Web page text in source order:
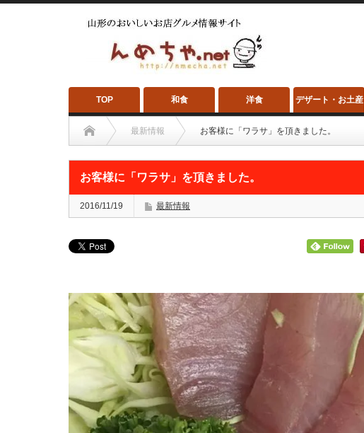
TOP 和食 洋食 デザート・お土産
最新情報 お客様に「ワラサ」を頂きました。
お客様に「ワラサ」を頂きました。
2016/11/19 最新情報